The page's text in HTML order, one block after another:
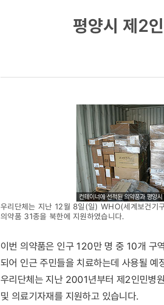
의약품
평양시 제2
우리단체는 지난 12월 8일(일) WHO(세계보건기
의약품 31종을 북한에 지원하였습니다.
이번 의약품은 인구 120만 명 중 10개 구
되어 인근 주민들을 치료하는데 사용될 예
우리단체는 지난 2001년부터 제2인민병
및 의료기자재를 지원하고 있습니다.